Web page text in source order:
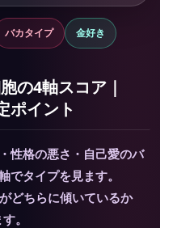
バカタイプ 金好き
の4軸スコア｜
ポイント
性格の悪さ・自己愛のバ
でタイプを見ます。
どちらに傾いているか
。